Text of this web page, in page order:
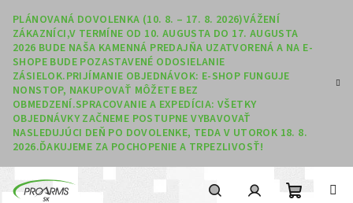
PLÁNOVANÁ DOVOLENKA (10. 8. – 17. 8. 2026)VÁŽENÍ
ZÁKAZNÍCI,V TERMÍNE OD 10. AUGUSTA DO 17. AUGUSTA
2026 BUDE NAŠA KAMENNÁ PREDAJŇA UZATVORENÁ A NA E-
SHOPE BUDE POZASTAVENÉ ODOSIELANIE
ZÁSIELOK.PRIJÍMANIE OBJEDNÁVOK: E-SHOP FUNGUJE
NONSTOP, NAKUPOVAŤ MÔŽETE BEZ
OBMEDZENÍ.SPRACOVANIE A EXPEDÍCIA: VŠETKY
OBJEDNÁVKY ZAČNEME POSTUPNE VYBAVOVAŤ
NASLEDUJÚCI DEŇ PO DOVOLENKE, TEDA V UTOROK 18. 8.
2026.ĎAKUJEME ZA POCHOPENIE A TRPEZLIVOSŤ!